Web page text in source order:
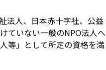
法人、日本赤十字社、公益
ていない一般のNPO法人へ
等」として所定の資格を満